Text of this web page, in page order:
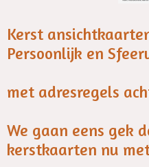
Kerst
Persoonlijk en
met adresregels
We gaan eens gek
kerstkaarten nu